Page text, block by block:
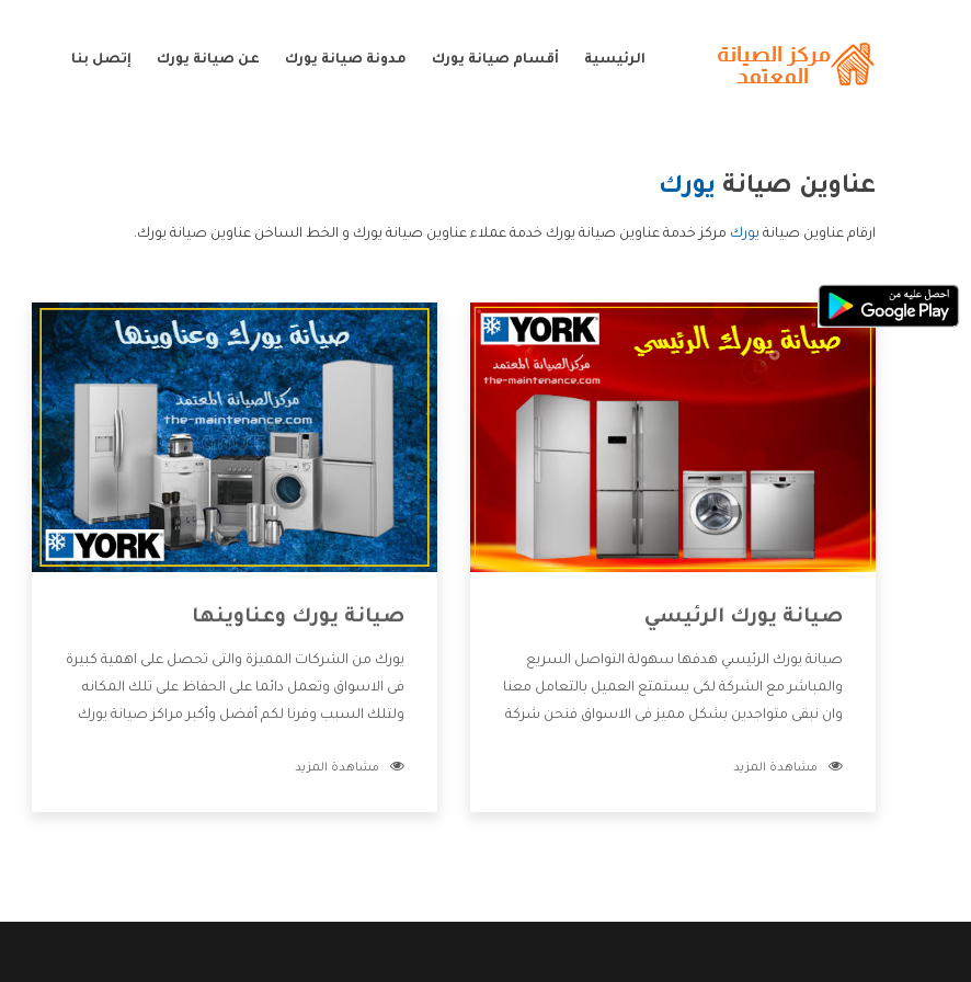
الرئيسية أقسام صيانة يورك مدونة صيانة يورك عن صيانة يورك إتصل بنا
عناوين صيانة يورك
ارقام عناوين صيانة يورك مركز خدمة عناوين صيانة يورك خدمة عملاء عناوين صيانة يورك و الخط الساخن عناوين صيانة يورك.
صيانة يورك الرئيسي
صيانة يورك الرئيسي هدفها سهولة التواصل السريع
والمباشر مع الشركة لكى يستمتع العميل بالتعامل معنا
وان نبقى متواجدين بشكل مميز فى الاسواق فنحن شركة
بالخدمات التى تنفرد الشركة بها والتى تكون منها خدمة
مشاهدة المزيد
صيانة يورك وعناوينها
يورك من الشركات المميزة والتى تحصل على اهمية كبيرة
فى الاسواق وتعمل دائما على الحفاظ على تلك المكانه
ولتلك السبب وفرنا لكم أفضل وأكبر مراكز صيانة يورك
القيام بتصليح جميع المنتجات دون اى ازعاج كما أننا نهتم
مشاهدة المزيد